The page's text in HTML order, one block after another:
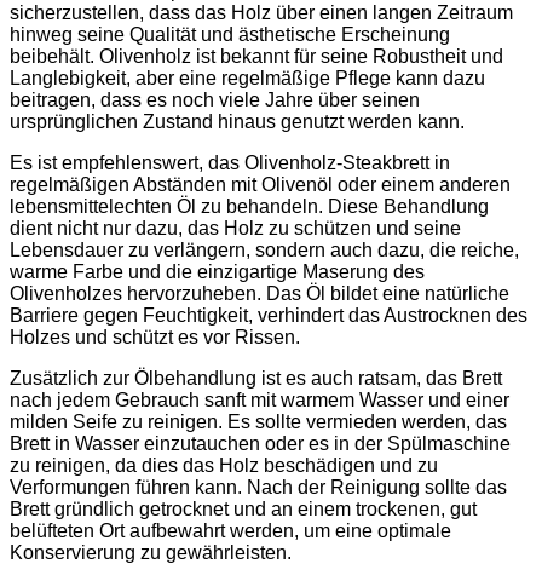
sicherzustellen, dass das Holz über einen langen Zeitraum
hinweg seine Qualität und ästhetische Erscheinung
beibehält. Olivenholz ist bekannt für seine Robustheit und
Langlebigkeit, aber eine regelmäßige Pflege kann dazu
beitragen, dass es noch viele Jahre über seinen
ursprünglichen Zustand hinaus genutzt werden kann.
Es ist empfehlenswert, das Olivenholz-Steakbrett in
regelmäßigen Abständen mit Olivenöl oder einem anderen
lebensmittelechten Öl zu behandeln. Diese Behandlung
dient nicht nur dazu, das Holz zu schützen und seine
Lebensdauer zu verlängern, sondern auch dazu, die reiche,
warme Farbe und die einzigartige Maserung des
Olivenholzes hervorzuheben. Das Öl bildet eine natürliche
Barriere gegen Feuchtigkeit, verhindert das Austrocknen des
Holzes und schützt es vor Rissen.
Zusätzlich zur Ölbehandlung ist es auch ratsam, das Brett
nach jedem Gebrauch sanft mit warmem Wasser und einer
milden Seife zu reinigen. Es sollte vermieden werden, das
Brett in Wasser einzutauchen oder es in der Spülmaschine
zu reinigen, da dies das Holz beschädigen und zu
Verformungen führen kann. Nach der Reinigung sollte das
Brett gründlich getrocknet und an einem trockenen, gut
belüfteten Ort aufbewahrt werden, um eine optimale
Konservierung zu gewährleisten.